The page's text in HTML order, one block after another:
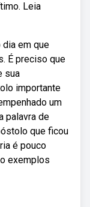
Leia
em que
É preciso que
sua
importante
um
palavra de
que ficou
é pouco
exemplos